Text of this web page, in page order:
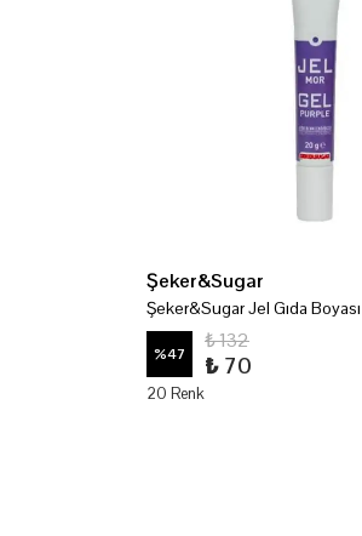
Şeker&Sugar
Şeker&Sugar Jel Gıda
%47
₺ 132
₺ 70
20 Renk